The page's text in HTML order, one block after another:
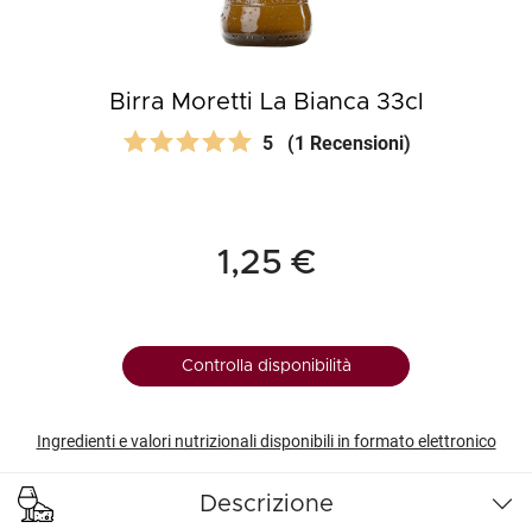
Birra Moretti La Bianca 33cl
5 (1 Recensioni)
1,25 €
Controlla disponibilità
Ingredienti e valori nutrizionali disponibili in formato elettronico
Descrizione